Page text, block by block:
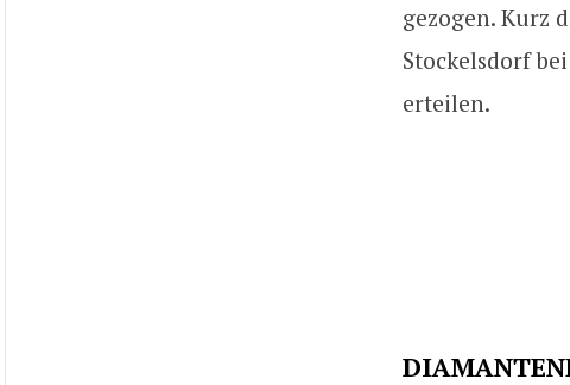
gezogen. Kurz
Stockelsdorf
erteilen.